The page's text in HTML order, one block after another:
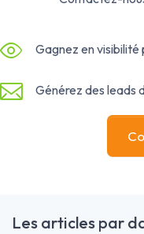
Gagnez en
Générez des leads
Les articles par